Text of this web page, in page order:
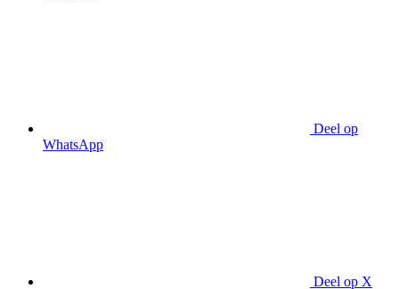
Deel op
WhatsApp
Deel op X